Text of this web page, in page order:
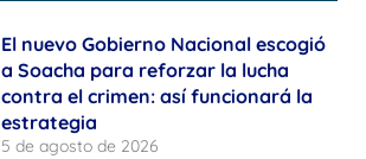
El nuevo Gobierno Nacional escogió
a Soacha para reforzar la lucha
contra el crimen: así funcionará la
estrategia
5 de agosto de 2026